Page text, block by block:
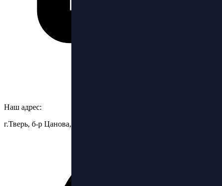
Наш адрес:
г.Тверь, б-р Цанова, 6.стр.3, ТЦ Бульвар, 2 этаж